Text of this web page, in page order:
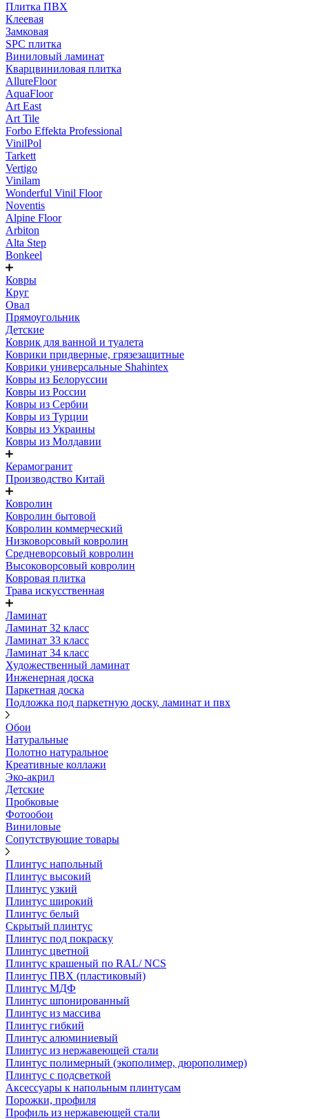
Плитка ПВХ
Клеевая
Замковая
SPC плитка
Виниловый ламинат
Кварцвиниловая плитка
AllureFloor
AquaFloor
Art East
Art Tile
Forbo Effekta Professional
VinilPol
Tarkett
Vertigo
Vinilam
Wonderful Vinil Floor
Noventis
Alpine Floor
Arbiton
Alta Step
Bonkeel
Ковры
Круг
Овал
Прямоугольник
Детские
Коврик для ванной и туалета
Коврики придверные, грязезащитные
Коврики универсальные Shahintex
Ковры из Белоруссии
Ковры из России
Ковры из Сербии
Ковры из Турции
Ковры из Украины
Ковры из Молдавии
Керамогранит
Производство Китай
Ковролин
Ковролин бытовой
Ковролин коммерческий
Низковорсовый ковролин
Средневорсовый ковролин
Высоковорсовый ковролин
Ковровая плитка
Трава искусственная
Ламинат
Ламинат 32 класс
Ламинат 33 класс
Ламинат 34 класс
Художественный ламинат
Инженерная доска
Паркетная доска
Подложка под паркетную доску, ламинат и пвх
Обои
Натуральные
Полотно натуральное
Креативные коллажи
Эко-акрил
Детские
Пробковые
Фотообои
Виниловые
Сопутствующие товары
Плинтус напольный
Плинтус высокий
Плинтус узкий
Плинтус широкий
Плинтус белый
Скрытый плинтус
Плинтус под покраску
Плинтус цветной
Плинтус крашеный по RAL/ NCS
Плинтус ПВХ (пластиковый)
Плинтус МДФ
Плинтус шпонированный
Плинтус из массива
Плинтус гибкий
Плинтус алюминиевый
Плинтус из нержавеющей стали
Плинтус полимерный (экополимер, дюрополимер)
Плинтус с подсветкой
Аксессуары к напольным плинтусам
Порожки, профиля
Профиль из нержавеющей стали